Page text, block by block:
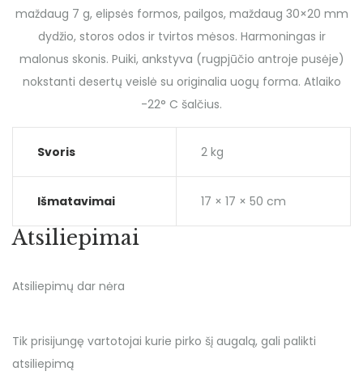
maždaug 7 g, elipsės formos, pailgos, maždaug 30×20 mm
dydžio, storos odos ir tvirtos mėsos. Harmoningas ir
malonus skonis. Puiki, ankstyva (rugpjūčio antroje pusėje)
nokstanti desertų veislė su originalia uogų forma. Atlaiko
-22° C šalčius.
Svoris 2 kg
Išmatavimai 17 × 17 × 50 cm
Atsiliepimai
Atsiliepimų dar nėra
Tik prisijungę vartotojai kurie pirko šį augalą, gali palikti
atsiliepimą